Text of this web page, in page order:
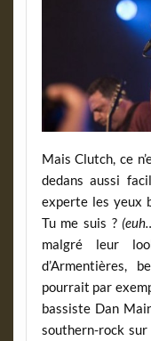
Mais Clutch, ce
dedans aussi
experte les yeux
Tu me suis ?
malgré leur
d’Armentières,
pourrait par
bassiste Dan
southern-rock